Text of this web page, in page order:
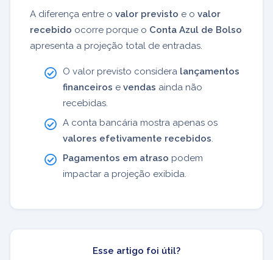
A diferença entre o valor previsto e o valor
recebido ocorre porque o Conta Azul de Bolso
apresenta a projeção total de entradas.
O valor previsto considera lançamentos
financeiros e vendas ainda não
recebidas.
A conta bancária mostra apenas os
valores efetivamente recebidos.
Pagamentos em atraso podem
impactar a projeção exibida.
Esse artigo foi útil?